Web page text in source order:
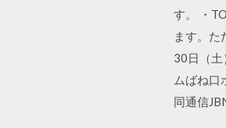
す。 ・
ます。た
30日（土
ムばね
同通信